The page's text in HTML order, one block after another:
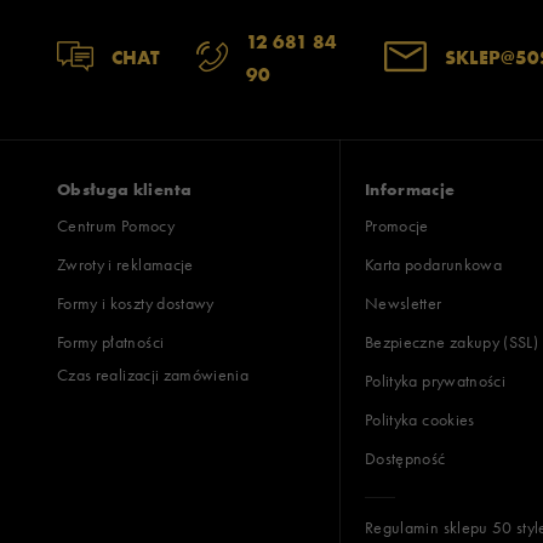
CHAT
12 681 84
90
Obsługa klienta
Centrum Pomocy
Zwroty i reklamacje
Formy i koszty dostawy
Formy płatności
Czas realizacji zamówienia
Informacje
Promocje
Karta podarunkowa
Newsletter
Bezpieczne zakupy (SSL)
Polityka prywatności
Polityka cookies
Dostępność
Regulamin sklepu 50